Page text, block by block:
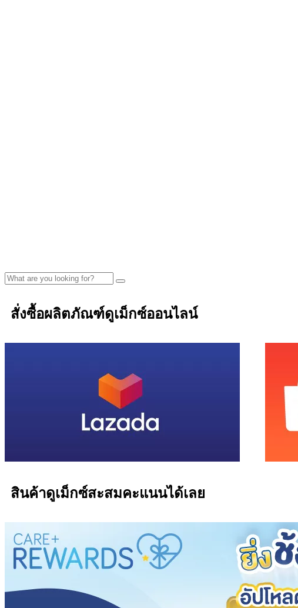
สั่งซื้อผลิตภัณฑ์ดูเม็กซ์ออนไลน์
สินค้าดูเม็กซ์สะสมคะแนนได้เลย